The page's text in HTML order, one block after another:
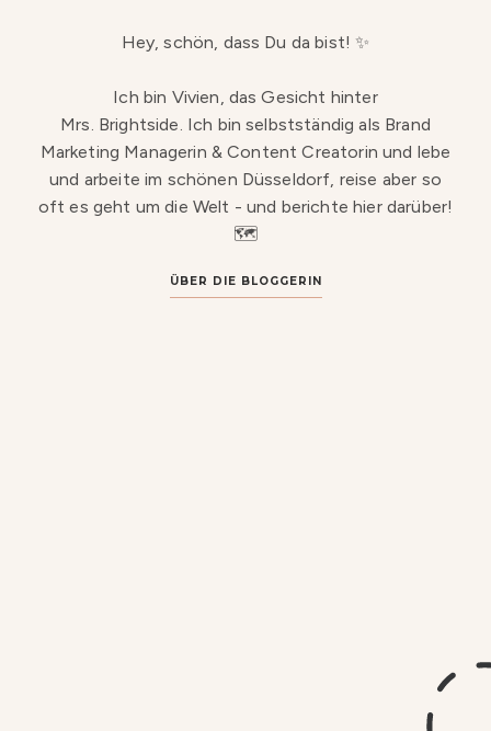
Hey, schön, dass Du da bist! ✨
Ich bin Vivien, das Gesicht hinter
Mrs. Brightside. Ich bin selbstständig als Brand
Marketing Managerin & Content Creatorin und lebe
und arbeite im schönen Düsseldorf, reise aber so
oft es geht um die Welt - und berichte hier darüber!
🗺️
ÜBER DIE BLOGGERIN